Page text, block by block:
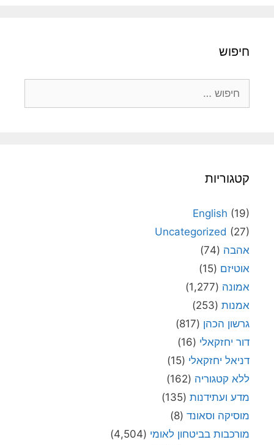
חיפוש
קטגוריות
English (19)
Uncategorized (27)
אהבה (74)
אוטיזם (15)
אמונה (1,277)
אמנות (253)
גרשון הכהן (817)
דור יחזקאלי (16)
דניאל יחזקאלי (15)
ללא קטגוריה (162)
מדע ועתידנות (135)
מוסיקה וסאונד (8)
מורכבות בביטחון לאומי (4,504)